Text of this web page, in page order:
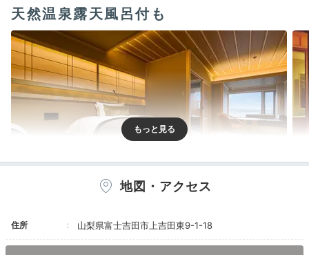
天然温泉露天風呂付も
客室は落ち着きある和風がメイン。富士山が見える「ゆ
地図・アクセス
住所 山梨県富士吉田市上吉田東9-1-18